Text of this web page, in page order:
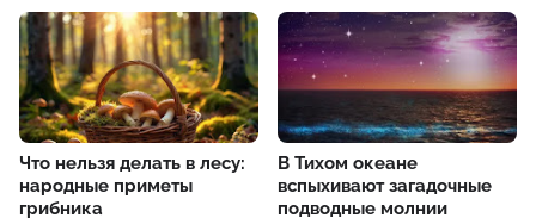
Что нельзя делать в лесу:
народные приметы
грибника
В Тихом океане
вспыхивают загадочные
подводные молнии